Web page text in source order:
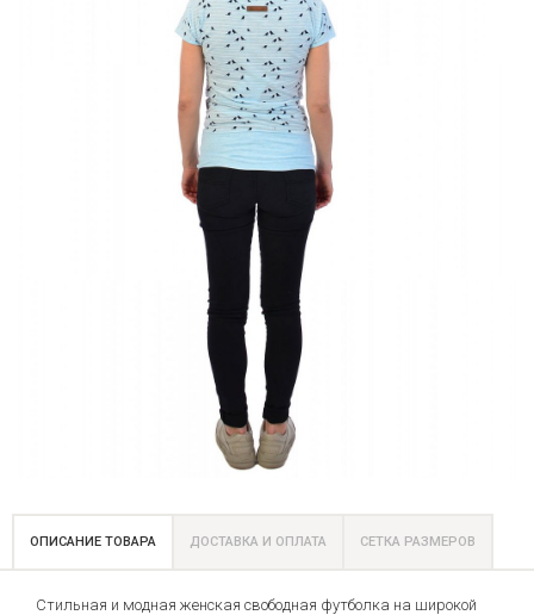
ОПИСАНИЕ ТОВАРА ДОСТАВКА И ОПЛАТА СЕТКА РАЗМЕРОВ
Стильная и модная женская свободная футболка на широкой